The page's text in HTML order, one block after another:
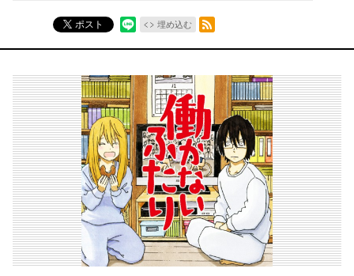
ポスト 埋め込む
RSSフィード